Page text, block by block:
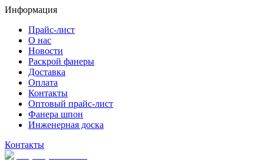
Информация
Прайс-лист
О нас
Новости
Раскрой фанеры
Доставка
Оплата
Контакты
Оптовый прайс-лист
Фанера шпон
Инженерная доска
Контакты